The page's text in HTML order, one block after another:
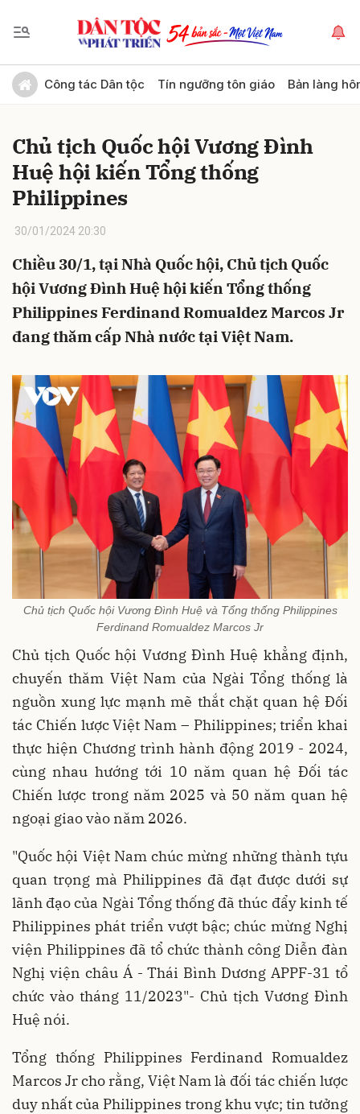
Công tác Dân tộc Tín ngưỡng tôn giáo Bản làng
Chủ tịch Quốc hội Vương Đình
Huệ hội kiến Tổng thống
Philippines
30/01/2024 20:30
Chiều 30/1, tại Nhà Quốc hội, Chủ tịch Quốc
hội Vương Đình Huệ hội kiến Tổng thống
Philippines Ferdinand Romualdez Marcos Jr
đang thăm cấp Nhà nước tại Việt Nam.
Chủ tịch Quốc hội Vương Đình Huệ và Tổng thống Philippines
Ferdinand Romualdez Marcos Jr
Chủ tịch Quốc hội Vương Đình Huệ khẳng định,
chuyến thăm Việt Nam của Ngài Tổng thống là
nguồn xung lực mạnh mẽ thắt chặt quan hệ Đối
tác Chiến lược Việt Nam – Philippines; triển khai
thực hiện Chương trình hành động 2019 - 2024,
cùng nhau hướng tới 10 năm quan hệ Đối tác
Chiến lược trong năm 2025 và 50 năm quan hệ
ngoại giao vào năm 2026.
"Quốc hội Việt Nam chúc mừng những thành tựu
quan trọng mà Philippines đã đạt được dưới sự
lãnh đạo của Ngài Tổng thống đã thúc đẩy kinh tế
Philippines phát triển vượt bậc; chúc mừng Nghị
viện Philippines đã tổ chức thành công Diễn đàn
Nghị viện châu Á - Thái Bình Dương APPF-31 tổ
chức vào tháng 11/2023"- Chủ tịch Vương Đình
Huệ nói.
Tổng thống Philippines Ferdinand Romualdez
Marcos Jr cho rằng, Việt Nam là đối tác chiến lược
duy nhất của Philippines trong khu vực; tin tưởng
Gửi bình luận